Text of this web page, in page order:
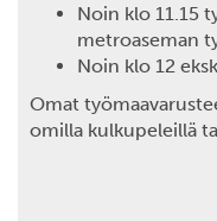
Noin klo 11.15
metroaseman
Noin klo 12
Omat
omilla kulkupeleillä